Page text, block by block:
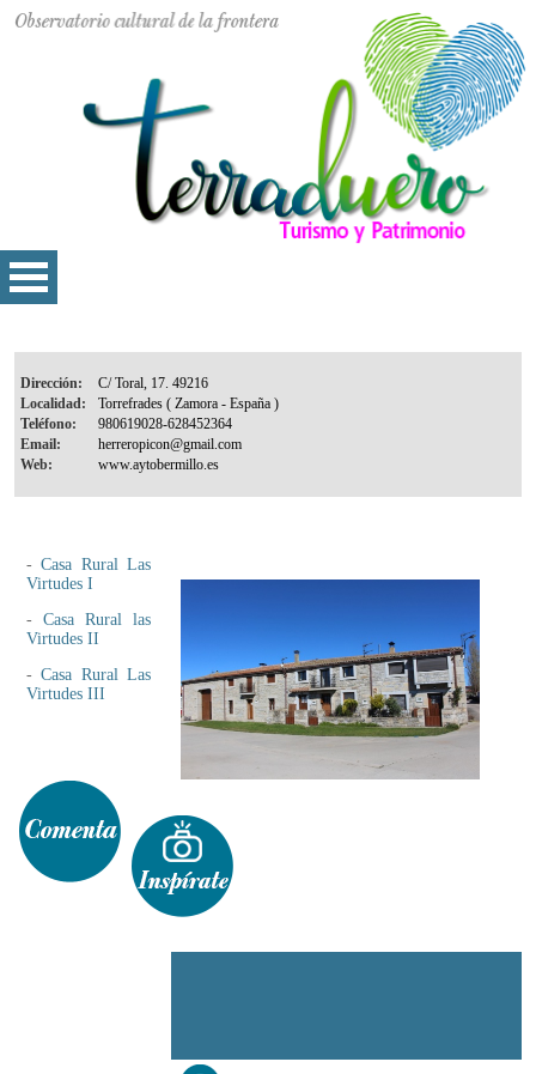
Dirección:
Localidad:
Teléfono:
Email:
Web:
-Casa Rural Las
Virtudes I
- Casa Rural las
Virtudes II
-Casa Rural Las
Virtudes III